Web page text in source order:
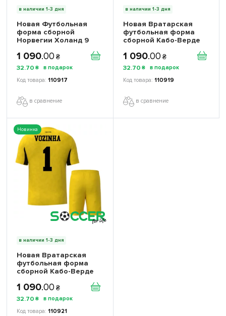
в наличии 1-3 дня
Новая Футбольная
форма сборной
Норвегии Холанд 9
(Haaland 9 World Cup
2026) игровая/
повседневная
17261402 цвет:
1 090.00 ₴
32.70 ₴
110917
в сравнение
в наличии 1-3 дня
Новая Вратарская
футбольная форма
сборной Кабо-Верде
(World Cup 2026)
игровая/повседневная
17261603 цвет: желтый
1 090.00 ₴
32.70 ₴
110919
в сравнение
Новинка
в наличии 1-3 дня
Новая Вратарская
футбольная форма
сборной Кабо-Верде
Мира 2026 (Vozinha 1
World Cup 2026)
игровая/повседневная
17261803 цвет: желтый
1 090.00 ₴
32.70 ₴
110921